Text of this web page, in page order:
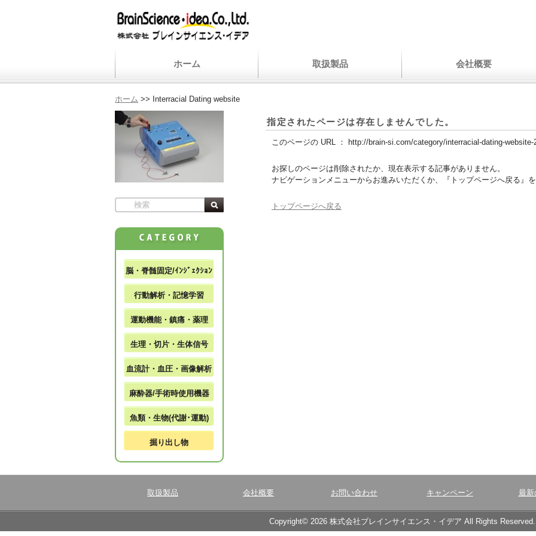
ホーム 取扱製品 会社概要
ホーム >> Interracial Dating website
指定されたページは存在しませんでした。
このページの URL ： http://brain-si.com/category/interracial-dating-website-
お探しのページは削除されたか、現在表示する記事がありません。
ナビゲーションメニューからお進みいただくか、『トップページへ戻る』を
トップページへ戻る
脳・脊髄固定/ｲﾝｼﾞｪｸｼｮﾝ
行動解析・記憶学習
運動機能・鎮痛・薬理
生理・切片・生体信号
血流計・血圧・画像解析
麻酔器/手術時使用機器
魚類・生物(代謝･運動)
掘り出し物
取扱製品 会社概要 お問い合わせ キャンペーン 最新
Copyright© 2026 株式会社ブレインサイエンス・イデア All Rights Reserved.